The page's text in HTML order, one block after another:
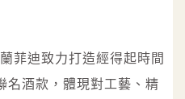
菲迪致力打造經得起時間
名酒款，體現對工藝、精